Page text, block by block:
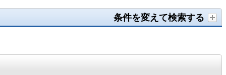
条件を変えて検索する